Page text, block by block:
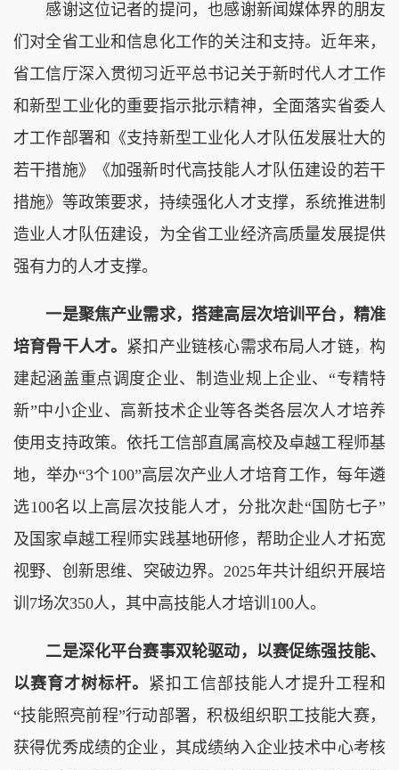
感谢这位记者的提问，也感谢新闻媒体界的朋友
们对全省工业和信息化工作的关注和支持。近年来，
省工信厅深入贯彻习近平总书记关于新时代人才工作
和新型工业化的重要指示批示精神，全面落实省委人
才工作部署和《支持新型工业化人才队伍发展壮大的
若干措施》《加强新时代高技能人才队伍建设的若干
措施》等政策要求，持续强化人才支撑，系统推进制
造业人才队伍建设，为全省工业经济高质量发展提供
强有力的人才支撑。
一是聚焦产业需求，搭建高层次培训平台，精准
培育骨干人才。 紧扣产业链核心需求布局人才链，构
建起涵盖重点调度企业、制造业规上企业、“专精特
新”中小企业、高新技术企业等各类各层次人才培养
使用支持政策。依托工信部直属高校及卓越工程师基
地，举办“3个100”高层次产业人才培育工作，每年遴
选100名以上高层次技能人才，分批次赴“国防七子”
及国家卓越工程师实践基地研修，帮助企业人才拓宽
视野、创新思维、突破边界。2025年共计组织开展培
训7场次350人，其中高技能人才培训100人。
二是深化平台赛事双轮驱动，以赛促练强技能、
以赛育才树标杆。 紧扣工信部技能人才提升工程和
“技能照亮前程”行动部署，积极组织职工技能大赛，
获得优秀成绩的企业，其成绩纳入企业技术中心考核